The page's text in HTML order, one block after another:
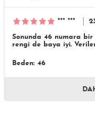
*** ***
Sonunda 46 numara
rengi de baya iyi.
Beden: 46